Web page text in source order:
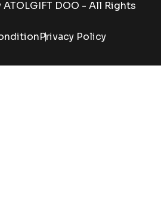
ATOLGIFT DOO - All Rights
Privacy Policy